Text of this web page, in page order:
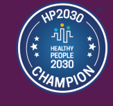
תמונה